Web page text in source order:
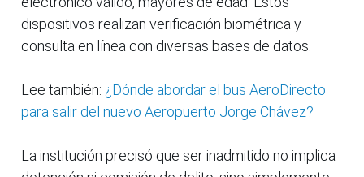
dispositivos realizan verificación biométrica y
consulta en línea con diversas bases de datos.
Lee también: ¿Dónde abordar el bus AeroDirecto
para salir del nuevo Aeropuerto Jorge Chávez?
La institución precisó que ser inadmitido no implica